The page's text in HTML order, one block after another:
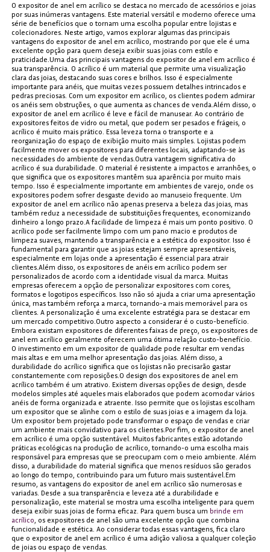
O expositor de anel em acrílico se destaca no mercado de acessórios e joias
por suas inúmeras vantagens. Este material versátil e moderno oferece uma
série de benefícios que o tornam uma escolha popular entre lojistas e
colecionadores. Neste artigo, vamos explorar algumas das principais
vantagens do expositor de anel em acrílico, mostrando por que ele é uma
excelente opção para quem deseja exibir suas joias com estilo e
praticidade.Uma das principais vantagens do expositor de anel em acrílico é
sua transparência. O acrílico é um material que permite uma visualização
clara das joias, destacando suas cores e brilhos. Isso é especialmente
importante para anéis, que muitas vezes possuem detalhes intrincados e
pedras preciosas. Com um expositor em acrílico, os clientes podem admirar
os anéis sem obstruções, o que aumenta as chances de venda.Além disso, o
expositor de anel em acrílico é leve e fácil de manusear. Ao contrário de
expositores feitos de vidro ou metal, que podem ser pesados e frágeis, o
acrílico é muito mais prático. Essa leveza torna o transporte e a
reorganização do espaço de exibição muito mais simples. Lojistas podem
facilmente mover os expositores para diferentes locais, adaptando-se às
necessidades do ambiente de vendas.Outra vantagem significativa do
acrílico é sua durabilidade. O material é resistente a impactos e arranhões, o
que significa que os expositores mantêm sua aparência por muito mais
tempo. Isso é especialmente importante em ambientes de varejo, onde os
expositores podem sofrer desgaste devido ao manuseio frequente. Um
expositor de anel em acrílico não apenas preserva a beleza das joias, mas
também reduz a necessidade de substituições frequentes, economizando
dinheiro a longo prazo.A facilidade de limpeza é mais um ponto positivo. O
acrílico pode ser facilmente limpo com um pano macio e produtos de
limpeza suaves, mantendo a transparência e a estética do expositor. Isso é
fundamental para garantir que as joias estejam sempre apresentáveis,
especialmente em lojas onde a apresentação é essencial para atrair
clientes.Além disso, os expositores de anéis em acrílico podem ser
personalizados de acordo com a identidade visual da marca. Muitas
empresas oferecem a opção de personalizar expositores com cores,
formatos e logotipos específicos. Isso não só ajuda a criar uma apresentação
única, mas também reforça a marca, tornando-a mais memorável para os
clientes. A personalização é uma excelente estratégia para se destacar em
um mercado competitivo.Outro aspecto a considerar é o custo-benefício.
Embora existam expositores de diferentes faixas de preço, os expositores de
anel em acrílico geralmente oferecem uma ótima relação custo-benefício.
O investimento em um expositor de qualidade pode resultar em vendas
mais altas e em uma melhor apresentação das joias. Além disso, a
durabilidade do acrílico significa que os lojistas não precisarão gastar
constantemente com reposições.O design dos expositores de anel em
acrílico também é um atrativo. Existem diversas opções de design, desde
modelos simples até aqueles mais elaborados que podem acomodar vários
anéis de forma organizada e atraente. Isso permite que os lojistas escolham
um expositor que se alinhe com o estilo de suas joias e a imagem da loja.
Um expositor bem projetado pode transformar o espaço de vendas e criar
um ambiente mais convidativo para os clientes.Por fim, o expositor de anel
em acrílico é uma opção sustentável. Muitos fabricantes estão adotando
práticas ecológicas na produção de acrílico, tornando-o uma escolha mais
responsável para empresas que se preocupam com o meio ambiente. Além
disso, a durabilidade do material significa que menos resíduos são gerados
ao longo do tempo, contribuindo para um futuro mais sustentável.Em
resumo, as vantagens do expositor de anel em acrílico são numerosas e
variadas. Desde a sua transparência e leveza até a durabilidade e
personalização, este material se mostra uma escolha inteligente para quem
deseja exibir suas joias de forma eficaz. Para quem busca um brinde em
acrílico, os expositores de anel são uma excelente opção que combina
funcionalidade e estética. Ao considerar todas essas vantagens, fica claro
que o expositor de anel em acrílico é uma adição valiosa a qualquer coleção
de joias ou espaço de vendas.